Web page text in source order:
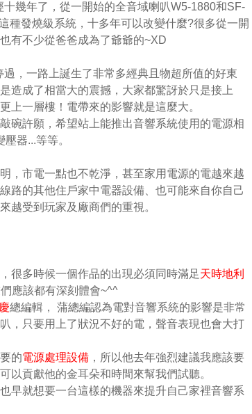
幾年了，從一開始的全音域喇叭W5-1880和SF-
種發燒級系統，十多年可以改變什麼?很多從一開
有不少從爸爸成為了爺爺的~XD
，一路上誕生了非常多經典且物超所值的好東
造成了相當大的震撼，大家都驚訝於只是接上
上一層樓！電帶來的影響就是這麼大。
碗許願，希望站上能推出音響系統使用的電源相
器...等等。
，市電一點也不乾淨，甚至家用電源的電越來越
路的其他住戶家中電器設備、也可能來自你自己
越受到玩家及廠商們的重視。
很多時候一個作品的出現必須同時滿足天時地利
應該都有深刻體會~^^
總編輯， 蒲總編認為電對音響系統的影響是非常
，只要用上了狀況不好的電，聲音表現也會大打
的電源處理設備 ，所以他去年強烈建議我應該要
以貢獻他的金耳朵和時間來幫我們試聽。
早就想要一台這樣的機器來提升自己家裡音響系